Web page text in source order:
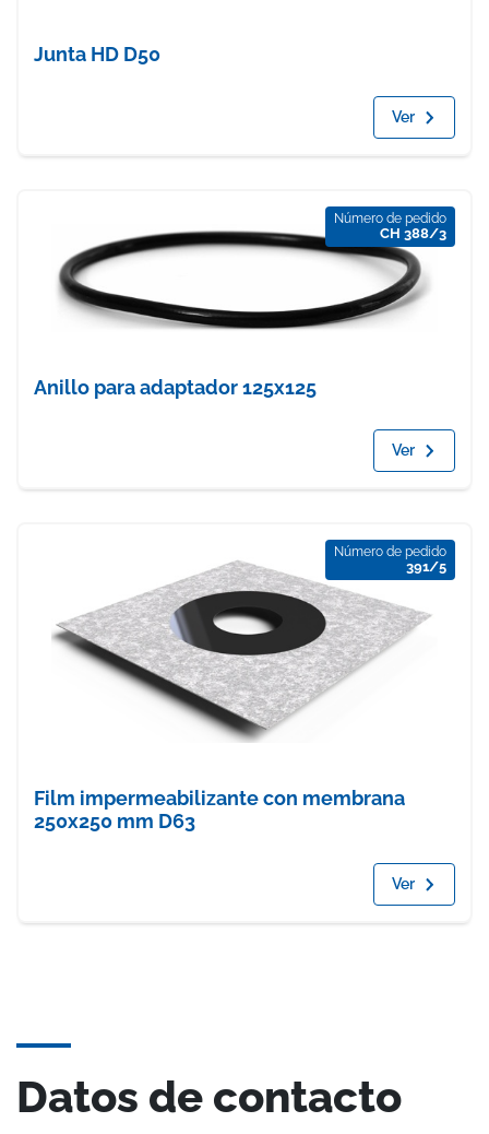
Junta HD D50
Ver
Número de pedido
CH 388/3
Anillo para adaptador 125x125
Ver
Número de pedido
391/5
Film impermeabilizante con membrana
250x250 mm D63
Ver
Datos de contacto